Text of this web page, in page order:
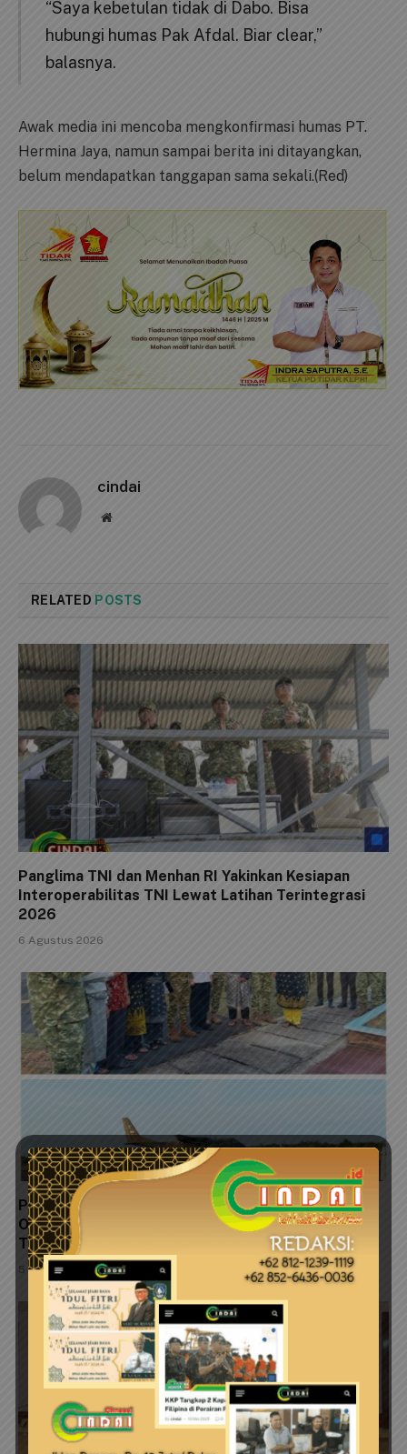
“Saya kebetulan tidak di Dabo. Bisa
hubungi humas Pak Afdal. Biar clear,”
balasnya.
Awak media ini mencoba mengkonfirmasi humas PT.
Hermina Jaya, namun sampai berita ini ditayangkan,
belum mendapatkan tanggapan sama sekali.(Red)
cindai
Website
RELATED POSTS
Panglima TNI dan Menhan RI Yakinkan Kesiapan
Interoperabilitas TNI Lewat Latihan Terintegrasi
2026
6 Agustus 2026
Panglima TNI Tinjau Latihan KDOL, Uji Kesiapan
Operasi Lintas Udara dalam Latihan Terintegrasi
TNI 2026
5 Agustus 2026